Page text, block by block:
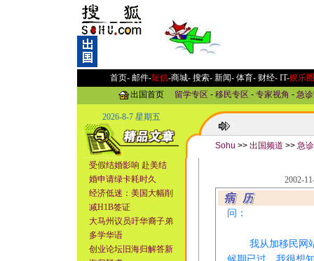
首页- 邮件-短信-商城- 搜索-新闻- 体育-财经- IT-娱乐圈
出国首页
留学专区 - 移民专区 - 专家视角 - 急
2026-8-7 星期五
受假结婚影响 赴美结
婚申请绿卡耗时久
经济低迷：美国大幅削
减H1B签证
大马州议员吁华裔子弟
多学华语
创业论坛旧海归解答新
Sohu >> 出国频道 >> 急
2002-
问：
我从加移民网站